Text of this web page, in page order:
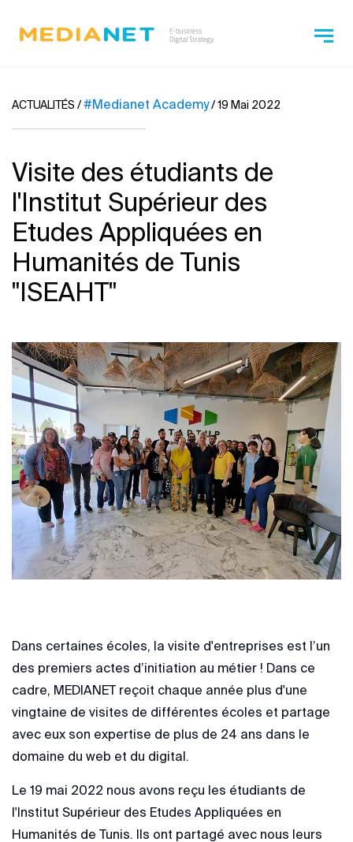
ACTUALITÉS /#Medianet Academy/19 Mai 2022
Visite des étudiants de
l'Institut Supérieur des
Etudes Appliquées en
Humanités de Tunis
"ISEAHT"
Dans certaines écoles, la visite d'entreprises est l’un
des premiers actes d’initiation au métier ! Dans ce
cadre, MEDIANET reçoit chaque année plus d'une
vingtaine de visites de différentes écoles et partage
avec eux son expertise de plus de 24 ans dans le
domaine du web et du digital.
Le 19 mai 2022 nous avons reçu les étudiants de
l'Institut Supérieur des Etudes Appliquées en
Humanités de Tunis. Ils ont partagé avec nous leurs